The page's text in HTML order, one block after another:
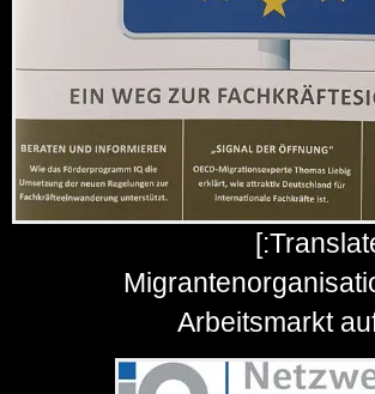
[Translate to Arabian:]
Arbeitsmarkt